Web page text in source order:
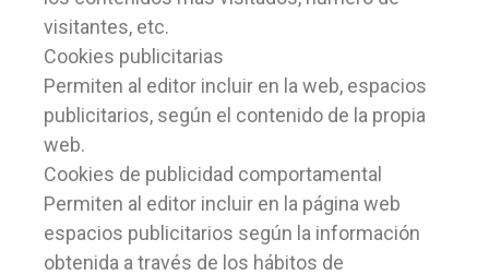
visitantes, etc.
Cookies publicitarias
Permiten al editor incluir en la web, espacios
publicitarios, según el contenido de la propia
web.
Cookies de publicidad comportamental
Permiten al editor incluir en la página web
espacios publicitarios según la información
obtenida a través de los hábitos de